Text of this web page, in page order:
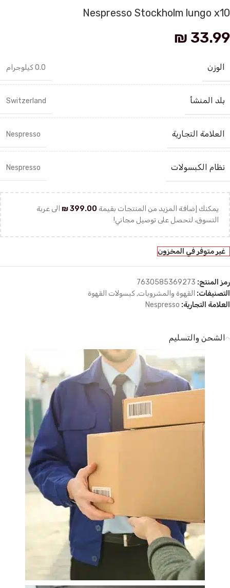
Nespresso Stockholm lungo x10
₪ 33.99
الوزن 0.0 كيلوجرام
بلد المنشأ Switzerland
العلامة التجارية Nespresso
نظام الكبسولات Nespresso
يمكنك إضافة المزيد من المنتجات بقيمة ₪399.00
الى عربة
التسوق، لتحصل على توصيل مجاني!
غير متوفر في المخزون
رمز المنتج: 7630585369273
التصنيفات: القهوة والمشروبات, كبسولات القهوة
العلامة التجارية: Nespresso
الشحن والتسليم